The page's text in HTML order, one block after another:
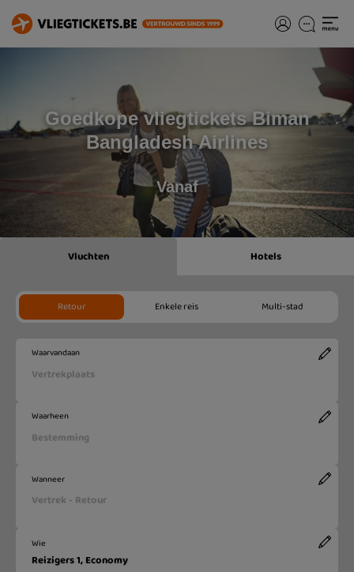
Goedkope vliegtickets Biman
Bangladesh Airlines
Vanaf